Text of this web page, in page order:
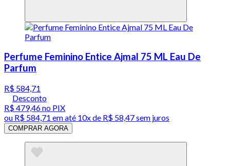
Perfume Feminino Entice Ajmal 75 ML Eau De
Parfum
R$ 584,71
Desconto
R$ 479,46no PIX
ou R$ 584,71 em até 10x de R$ 58,47 sem juros
COMPRAR AGORA